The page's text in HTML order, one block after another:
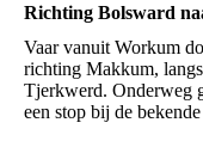
Richting Bolsward
Vaar vanuit Workum
richting Makkum,
Tjerkwerd. Onderweg
een stop bij de